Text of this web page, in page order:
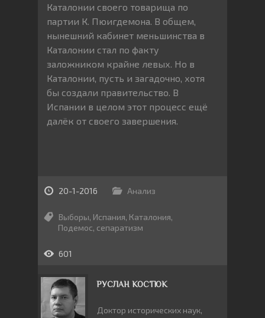
Каталонии своего товарища по
партии К. Пюигдемона. В общем,
нынешний кабинет меньшинства в
Каталонии стал по факту
заложником крайне левых. Но в
Каталонии, пусть и загадочно, хотя
бы создали правительство. В
Испании в целом этот процесс ещё
далёк от своего завершения.
20-1-2016 Анализ
Выборы, Испания, Каталония,
Подемос, сепаратизм
601
РУСЛАН КОСТЮК
Доктор исторических наук,